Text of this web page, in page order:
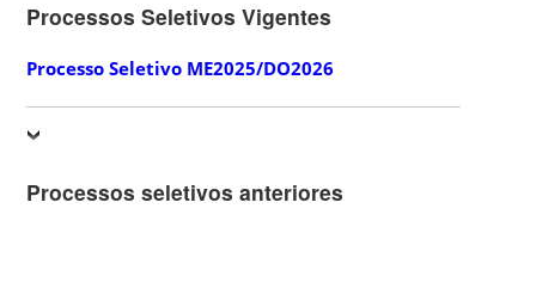
Processos Seletivos Vigentes
Processo Seletivo ME2025/DO2026
Processos seletivos anteriores